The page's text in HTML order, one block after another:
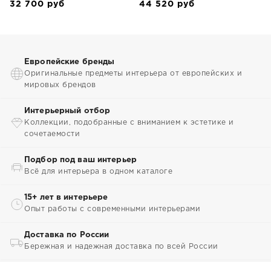
32 700 руб 44 520 руб
Европейские бренды
Оригинальные предметы интерьера от европейских и
мировых брендов
Интерьерный отбор
Коллекции, подобранные с вниманием к эстетике и
сочетаемости
Подбор под ваш интерьер
Всё для интерьера в одном каталоге
15+ лет в интерьере
Опыт работы с современными интерьерами
Доставка по России
Бережная и надежная доставка по всей России